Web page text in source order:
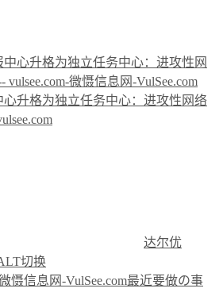
升格为独立任务中心：进攻性网络
达尔优
切换
最近要做の事